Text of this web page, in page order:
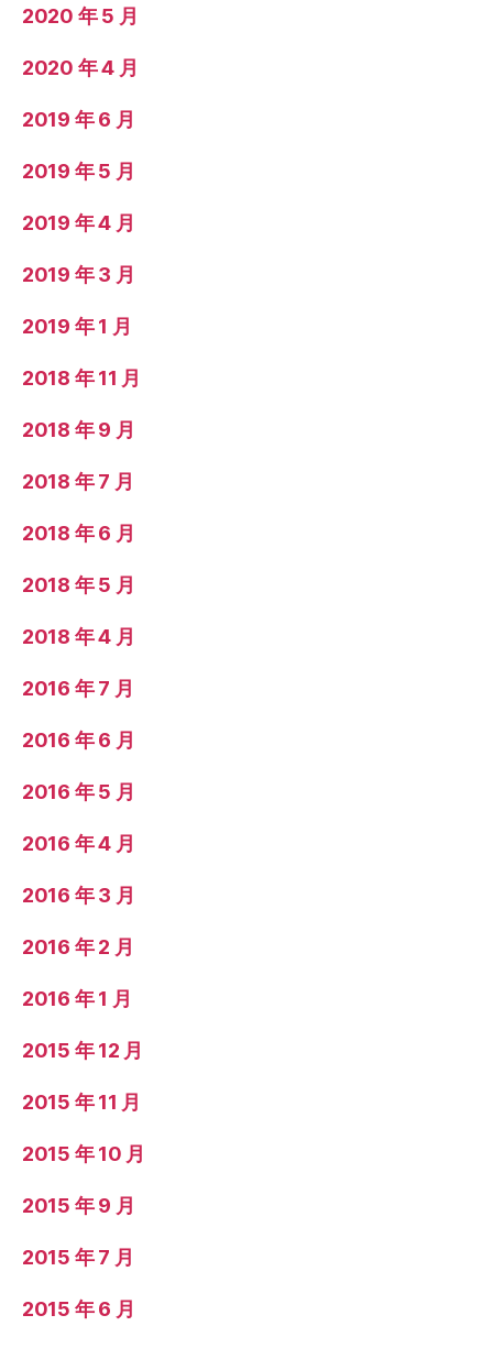
2020 年 5 月
2020 年 4 月
2019 年 6 月
2019 年 5 月
2019 年 4 月
2019 年 3 月
2019 年 1 月
2018 年 11 月
2018 年 9 月
2018 年 7 月
2018 年 6 月
2018 年 5 月
2018 年 4 月
2016 年 7 月
2016 年 6 月
2016 年 5 月
2016 年 4 月
2016 年 3 月
2016 年 2 月
2016 年 1 月
2015 年 12 月
2015 年 11 月
2015 年 10 月
2015 年 9 月
2015 年 7 月
2015 年 6 月